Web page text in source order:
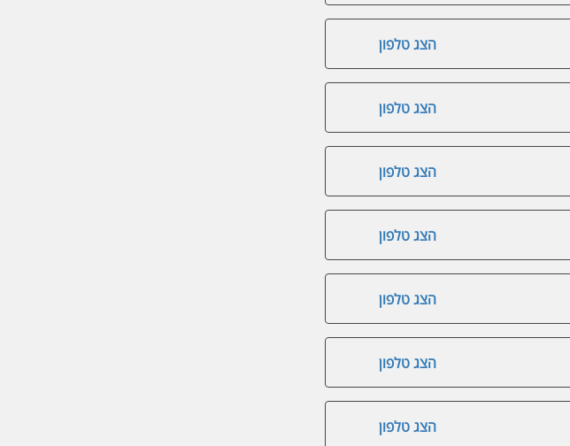
הצג טלפון
הצג טלפון
הצג טלפון
הצג טלפון
הצג טלפון
הצג טלפון
הצג טלפון